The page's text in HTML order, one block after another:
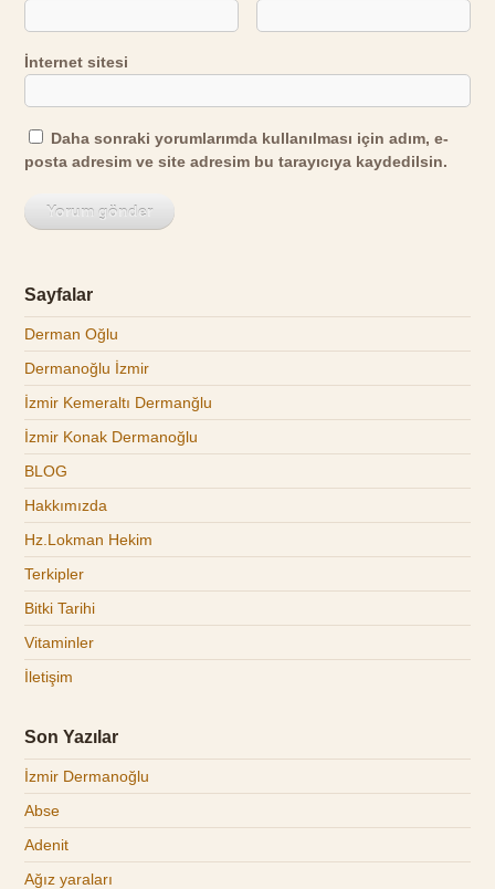
İnternet sitesi
Daha sonraki yorumlarımda kullanılması için adım, e-
posta adresim ve site adresim bu tarayıcıya kaydedilsin.
Sayfalar
Derman Oğlu
Dermanoğlu İzmir
İzmir Kemeraltı Dermanğlu
İzmir Konak Dermanoğlu
BLOG
Hakkımızda
Hz.Lokman Hekim
Terkipler
Bitki Tarihi
Vitaminler
İletişim
Son Yazılar
İzmir Dermanoğlu
Abse
Adenit
Ağız yaraları